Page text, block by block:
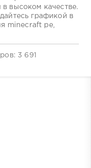
высоком качестве.
графикой в
minecraft pe,
3 691